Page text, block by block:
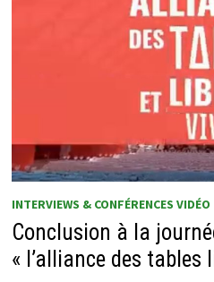
INTERVIEWS & CONFÉRENCES VIDÉO
Conclusion à la
« l’alliance des tables